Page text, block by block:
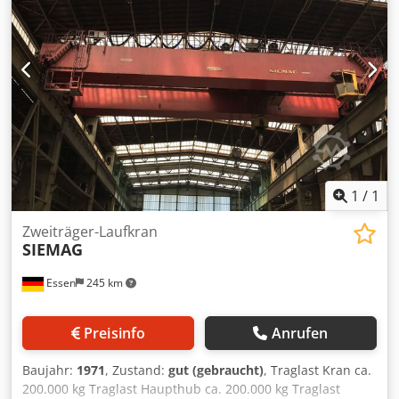
1 / 1
Essen 245 km
Zweiträger-Laufkran
SIEMAG
Preisinfo Anrufen
Baujahr: 1971, Zustand: gut (gebraucht), Traglast Kran ca.
200.000 kg Traglast Haupthub ca. 200.000 kg Traglast